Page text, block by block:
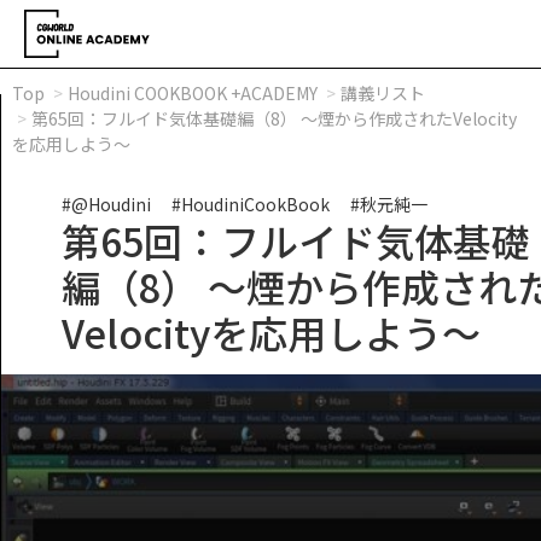
Top Houdini COOKBOOK +ACADEMY
講義リスト
第65回：フルイド気体基礎編（8） ～煙から作成されたVelocity
を応用しよう～
#@Houdini #HoudiniCookBook #秋元純一
第65回：フルイド気体基礎
編（8） ～煙から作成され
Velocityを応用しよう～